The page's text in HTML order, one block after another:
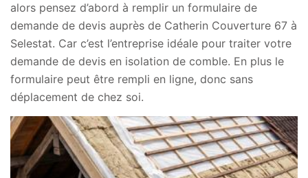
alors pensez d’abord à remplir un formulaire de
demande de devis auprès de Catherin Couverture 67 à
Selestat. Car c’est l’entreprise idéale pour traiter votre
demande de devis en isolation de comble. En plus le
formulaire peut être rempli en ligne, donc sans
déplacement de chez soi.